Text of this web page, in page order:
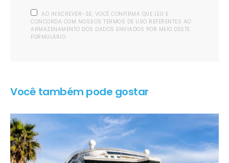
AO INSCREVER-SE, VOCÊ CONFIRMA QUE LEU E
CONCORDA COM NOSSOS TERMOS DE USO REFERENTES AO
ARMAZENAMENTO DOS DADOS ENVIADOS POR MEIO DESTE
FORMULÁRIO.
Você também pode gostar